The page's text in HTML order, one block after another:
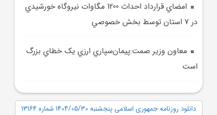
امضاي قرارداد احداث 1200 مگاوات نيروگاه خورشيدي
در 7 استان توسط بخش خصوصي
معاون وزير صمت:پيمان‌سپاري ارزي يک خطاي بزرگ
است
دانلود روزنامه جمهوری اسلامی پنجشنبه 1404/05/30 شماره 13164